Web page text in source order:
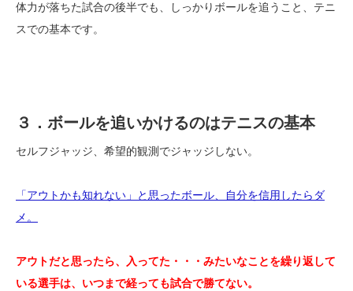
体力が落ちた試合の後半でも、しっかりボールを追うこと、テニ
スでの基本です。
３．ボールを追いかけるのはテニスの基本
セルフジャッジ、希望的観測でジャッジしない。
「アウトかも知れない」と思ったボール、自分を信用したらダ
メ。
アウトだと思ったら、入ってた・・・みたいなことを繰り返して
いる選手は、いつまで経っても試合で勝てない。